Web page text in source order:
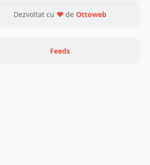
Dezvoltat cu ❤ de Ottoweb
Feeds